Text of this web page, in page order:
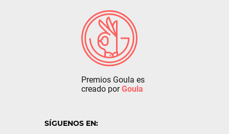
Premios Goula es
creado porGoula
SÍGUENOS EN: